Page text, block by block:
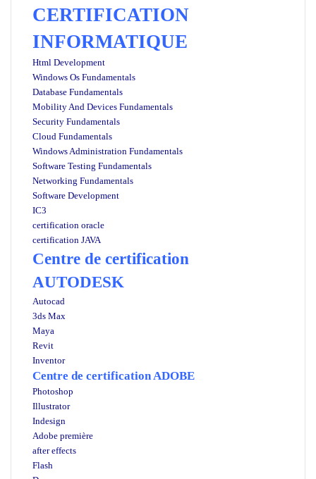
CERTIFICATION
INFORMATIQUE
Html Development
Windows Os Fundamentals
Database Fundamentals
Mobility And Devices Fundamentals
Security Fundamentals
Cloud Fundamentals
Windows Administration Fundamentals
Software Testing Fundamentals
Networking Fundamentals
Software Development
IC3
certification oracle
certification JAVA
Centre de certification
AUTODESK
Autocad
3ds Max
Maya
Revit
Inventor
Centre de certification ADOBE
Photoshop
Illustrator
Indesign
Adobe première
after effects
Flash